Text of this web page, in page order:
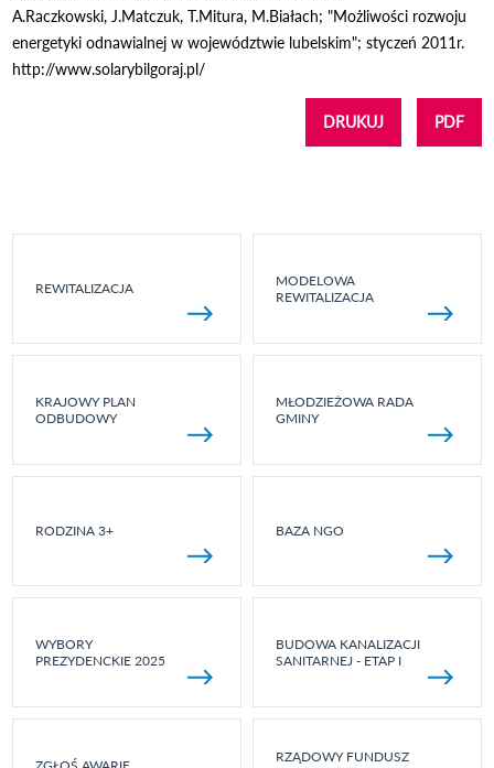
A.Raczkowski, J.Matczuk, T.Mitura, M.Białach; "Możliwości rozwoju
energetyki odnawialnej w województwie lubelskim"; styczeń 2011r.
http://www.solarybilgoraj.pl/
DRUKUJ PDF
REWITALIZACJA
MODELOWA
REWITALIZACJA
KRAJOWY PLAN
ODBUDOWY
MŁODZIEŻOWA RADA
GMINY
RODZINA 3+ BAZA NGO
WYBORY
PREZYDENCKIE 2025
BUDOWA KANALIZACJI
SANITARNEJ - ETAP I
RZĄDOWY FUNDUSZ